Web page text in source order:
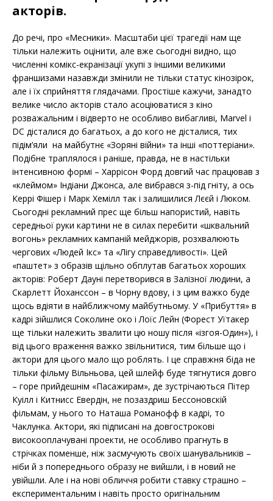
акторів.
До речі, про «Месники». Масштаби цієї трагедії нам ще
тільки належить оцінити, але вже сьогодні видно, що
численні комікс-екранізації укупі з іншими великими
франшизами назавжди змінили не тільки статус кінозірок,
але і їх сприйняття глядачами. Простіше кажучи, занадто
велике число акторів стало асоціюватися з кіно
розважальним і відверто не особливо вибагливі, Marvel і
DC дісталися до багатьох, а до кого не дісталися, тих
підім’яли на майбутнє «Зоряні війни» та інші «поттеріани».
Подібне траплялося і раніше, правда, не в настільки
інтенсивною формі – Харрісон Форд довгий час працював з
«клеймом» Індіани Джонса, але вибрався з-під гніту, а ось
Керрі Фішер і Марк Хемілл так і залишилися Лєєй і Люком.
Сьогодні рекламний прес ще більш напористий, навіть
середньої руки картини не в силах перебити «шквальний
вогонь» рекламних кампаній мейджорів, розхвалюють
чергових «Людей Ікс» та «Лігу справедливості». Цей
«паштет» з образів щільно обплутав багатьох хороших
акторів: Роберт Дауні перетворився в Залізної людини, а
Скарлетт Йоханссон – в Чорну вдову, і з цим важко буде
щось вдіяти в найближчому майбутньому. У «Прибуття» в
кадрі зійшлися Соколине око і Лоїс Лейн (Форест Уїтакер
ще тільки належить звалити цю ношу після «ізгоя-Один»), і
від цього враження важко звільнитися, тим більше що і
актори для цього мало що роблять. І це справжня біда не
тільки фільму Вільньова, цей шлейф буде тягнутися довго
– горе прийдешнім «Пасажирам», де зустрічаються Пітер
Куілл і Китнисс Евердін, не позаздриш Бессоновскій
фільмам, у нього то Наташа Романофф в кадрі, то
Чаклунка. Актори, які підписані на довгострокові
високооплачувані проекти, не особливо прагнуть в
стрічках поменше, ніж засмучують своїх шанувальників –
ніби й з попереднього образу не вийшли, і в новий не
увійшли. Але і на нові обличчя робити ставку страшно –
експериментальним і навіть просто оригінальним